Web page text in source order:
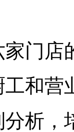
门店
和营
析，